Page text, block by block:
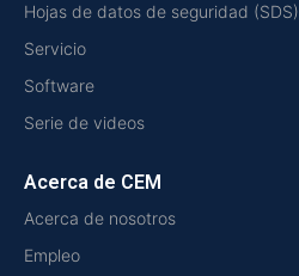
Hojas de datos de seguridad (SDS)
Servicio
Software
Serie de videos
Acerca de CEM
Acerca de nosotros
Empleo